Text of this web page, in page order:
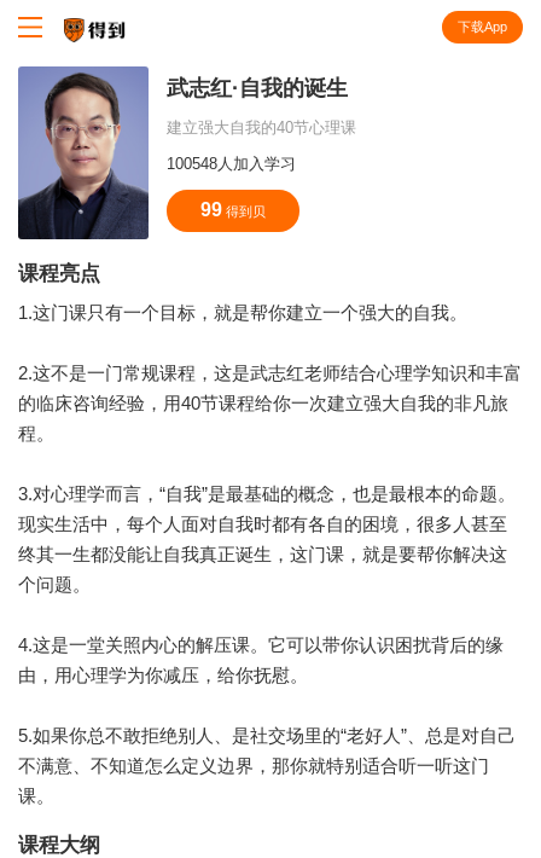
下载App
武志红·自我的诞生
建立强大自我的40节心理课
100548人加入学习
99 得到贝
课程亮点
1.这门课只有一个目标，就是帮你建立一个强大的自我。
2.这不是一门常规课程，这是武志红老师结合心理学知识和丰富
的临床咨询经验，用40节课程给你一次建立强大自我的非凡旅
程。
3.对心理学而言，“自我”是最基础的概念，也是最根本的命题。
现实生活中，每个人面对自我时都有各自的困境，很多人甚至
终其一生都没能让自我真正诞生，这门课，就是要帮你解决这
个问题。
4.这是一堂关照内心的解压课。它可以带你认识困扰背后的缘
由，用心理学为你减压，给你抚慰。
5.如果你总不敢拒绝别人、是社交场里的“老好人”、总是对自己
不满意、不知道怎么定义边界，那你就特别适合听一听这门
课。
课程大纲